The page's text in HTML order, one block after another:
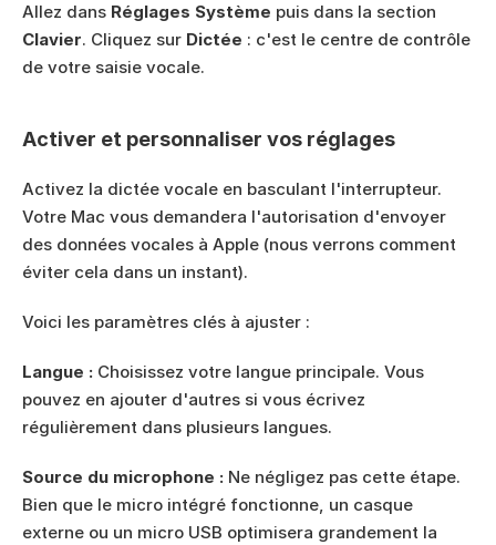
Allez dans Réglages Système
Clavier. Cliquez sur Dictée : c'est le centre de contrôle
de votre saisie vocale.
Activer et personnaliser vos réglages
Activez la dictée vocale en basculant l'interrupteur.
Votre Mac vous demandera l'autorisation d'envoyer
des données vocales à Apple (nous verrons comment
éviter cela dans un instant).
Voici les paramètres clés à ajuster :
Langue : Choisissez votre langue principale. Vous
pouvez en ajouter d'autres si vous écrivez
régulièrement dans plusieurs langues.
Source du microphone : Ne négligez pas cette étape.
Bien que le micro intégré fonctionne, un casque
externe ou un micro USB optimisera grandement la